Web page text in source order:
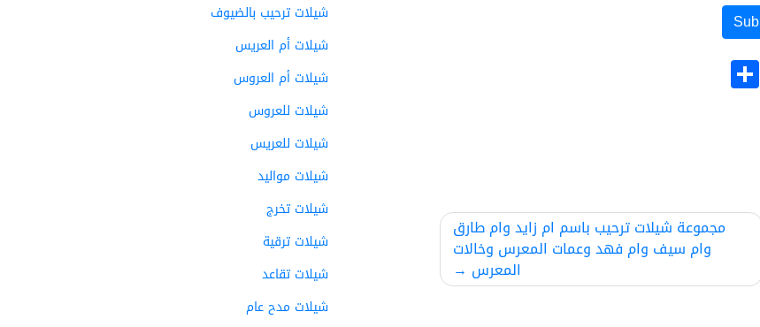
WhatsApp
مجموعة شيلات ترحيب باسم ام زايد وام طارق
وام سيف وام فهد وعمات المعرس وخالات
المعرس
شيلات ترحيب بالضيوف
شيلات أم العريس
شيلات أم العروس
شيلات للعروس
شيلات للعريس
شيلات مواليد
شيلات تخرج
شيلات ترقية
شيلات تقاعد
شيلات مدح عام